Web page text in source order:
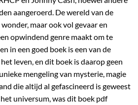
aangeroerd. De wereld van de
maar ook vol gevaar en
opwindend genre maakt om te
in een goed boek is een van de
leven, en dit boek is daarop geen
mengeling van mysterie, magie
die altijd al gefascineerd is geweest
universum, was dit boek pdf